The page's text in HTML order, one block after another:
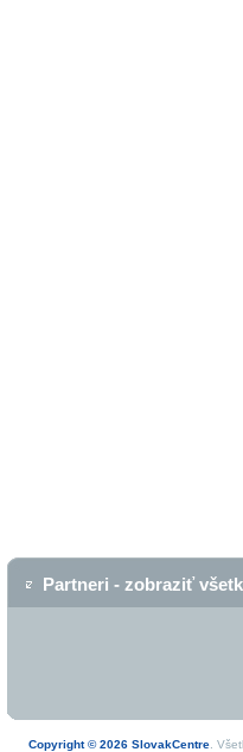
Partneri - zobraziť
Copyright © 2026 SlovakCentre.